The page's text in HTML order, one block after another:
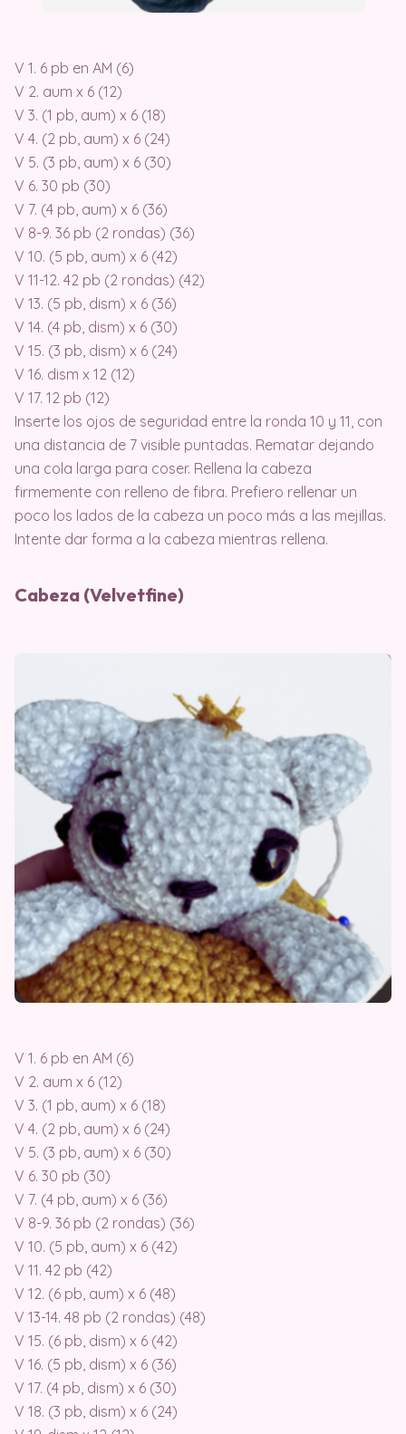
V 1. 6 pb en AM (6)
V 2. aum x 6 (12)
V 3. (1 pb, aum) x 6 (18)
V 4. (2 pb, aum) x 6 (24)
V 5. (3 pb, aum) x 6 (30)
V 6. 30 pb (30)
V 7. (4 pb, aum) x 6 (36)
V 8-9. 36 pb (2 rondas) (36)
V 10. (5 pb, aum) x 6 (42)
V 11-12. 42 pb (2 rondas) (42)
V 13. (5 pb, dism) x 6 (36)
V 14. (4 pb, dism) x 6 (30)
V 15. (3 pb, dism) x 6 (24)
V 16. dism x 12 (12)
V 17. 12 pb (12)
Inserte los ojos de seguridad entre la ronda 10 y 11, con
una distancia de 7 visible puntadas. Rematar dejando
una cola larga para coser. Rellena la cabeza
firmemente con relleno de fibra. Prefiero rellenar un
poco los lados de la cabeza un poco más a las mejillas.
Intente dar forma a la cabeza mientras rellena.
Cabeza (Velvetfine)
V 1. 6 pb en AM (6)
V 2. aum x 6 (12)
V 3. (1 pb, aum) x 6 (18)
V 4. (2 pb, aum) x 6 (24)
V 5. (3 pb, aum) x 6 (30)
V 6. 30 pb (30)
V 7. (4 pb, aum) x 6 (36)
V 8-9. 36 pb (2 rondas) (36)
V 10. (5 pb, aum) x 6 (42)
V 11. 42 pb (42)
V 12. (6 pb, aum) x 6 (48)
V 13-14. 48 pb (2 rondas) (48)
V 15. (6 pb, dism) x 6 (42)
V 16. (5 pb, dism) x 6 (36)
V 17. (4 pb, dism) x 6 (30)
V 18. (3 pb, dism) x 6 (24)